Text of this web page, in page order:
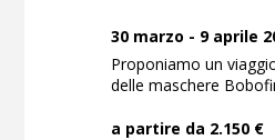
30 marzo - 9 aprile
Proponiamo un
delle maschere
a partire da 2.150 €